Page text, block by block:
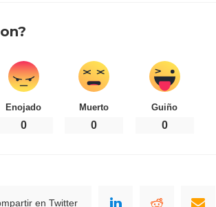
Enojado
0
Muerto
0
Guiño
0
en Twitter